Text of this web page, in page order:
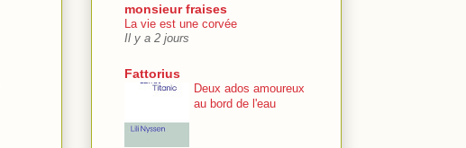
monsieur fraises
La vie est une corvée
Il y a 2 jours
Fattorius
Deux ados amoureux
au bord de l'eau